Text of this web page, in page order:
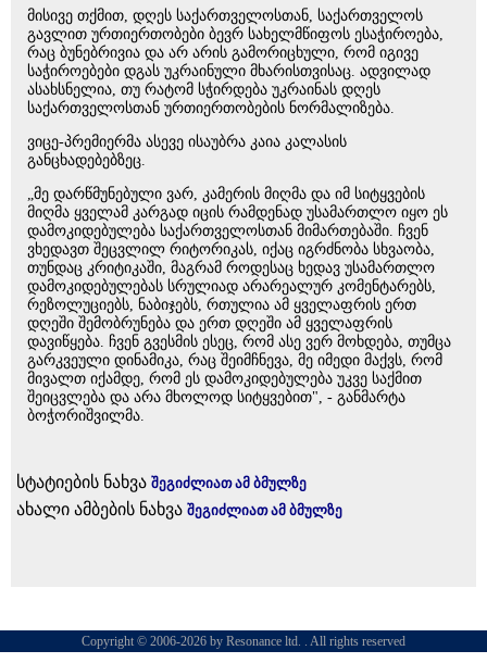
მისივე თქმით, დღეს საქართველოსთან, საქართველოს
გავლით ურთიერთობები ბევრ სახელმწიფოს ესაჭიროება,
რაც ბუნებრივია და არ არის გამორიცხული, რომ იგივე
საჭიროებები დგას უკრაინული მხარისთვისაც. ადვილად
ასახსნელია, თუ რატომ სჭირდება უკრაინას დღეს
საქართველოსთან ურთიერთობების ნორმალიზება.
ვიცე-პრემიერმა ასევე ისაუბრა კაია კალასის
განცხადებებზეც.
„მე დარწმუნებული ვარ, კამერის მიღმა და იმ სიტყვების
მიღმა ყველამ კარგად იცის რამდენად უსამართლო იყო ეს
დამოკიდებულება საქართველოსთან მიმართებაში. ჩვენ
ვხედავთ შეცვლილ რიტორიკას, იქაც იგრძნობა სხვაობა,
თუნდაც კრიტიკაში, მაგრამ როდესაც ხედავ უსამართლო
დამოკიდებულებას სრულიად არარეალურ კომენტარებს,
რეზოლუციებს, ნაბიჯებს, რთულია ამ ყველაფრის ერთ
დღეში შემობრუნება და ერთ დღეში ამ ყველაფრის
დავიწყება. ჩვენ გვესმის ესეც, რომ ასე ვერ მოხდება, თუმცა
გარკვეული დინამიკა, რაც შეიმჩნევა, მე იმედი მაქვს, რომ
მივალთ იქამდე, რომ ეს დამოკიდებულება უკვე საქმით
შეიცვლება და არა მხოლოდ სიტყვებით", - განმარტა
ბოჭორიშვილმა.
სტატიების ნახვა შეგიძლიათ ამ ბმულზე
ახალი ამბების ნახვა შეგიძლიათ ამ ბმულზე
Copyright © 2006-2026 by Resonance ltd. . All rights reserved